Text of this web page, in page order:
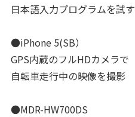
日本語入力プログラムを試す
●iPhone 5(SB）
GPS内蔵のフルHDカメラで
自転車走行中の映像を撮影
●MDR-HW700DS